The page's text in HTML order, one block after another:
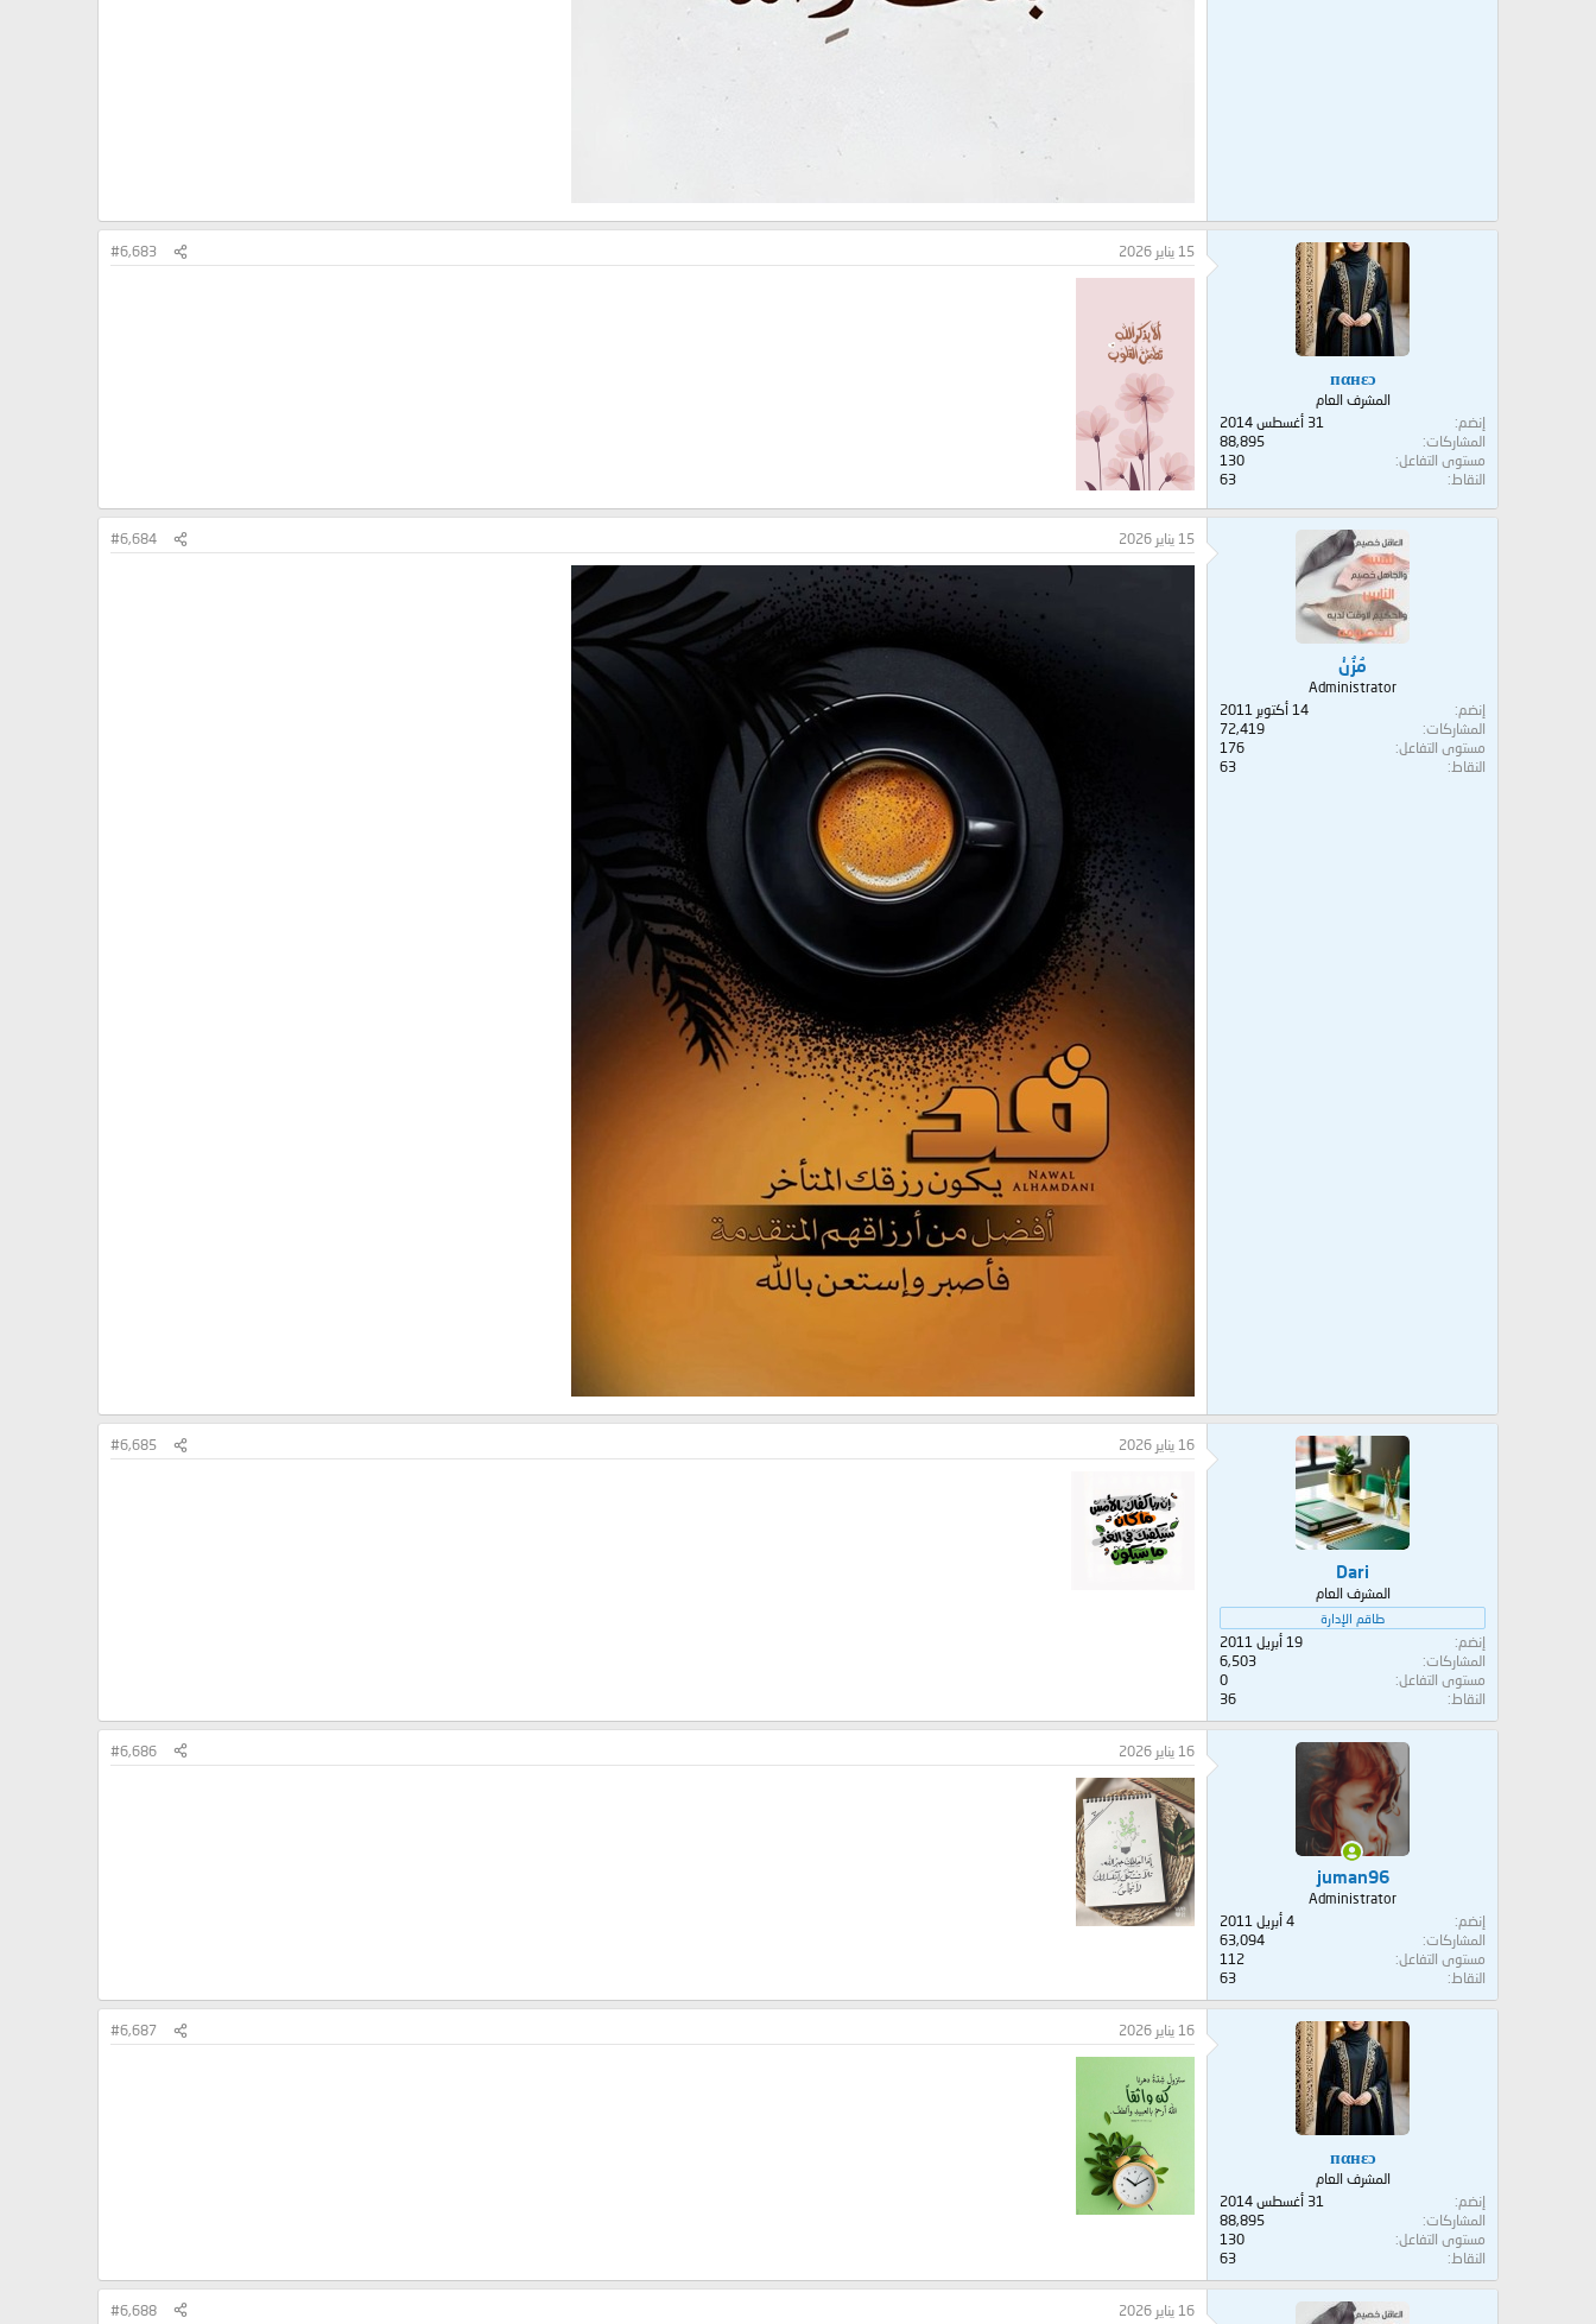
пαнεɔ
المشرف العام
إنضم
31 أغسطس 2014
المشاركات
88,895
مستوى التفاعل
130
النقاط
63
15 يناير 2026 #6,683
مُزُنْ
Administrator
إنضم
14 أكتوبر 2011
المشاركات
72,419
مستوى التفاعل
176
النقاط
63
15 يناير 2026 #6,684
Dari
المشرف العام
طاقم الإدارة
إنضم
19 أبريل 2011
المشاركات
6,503
مستوى التفاعل
0
النقاط
36
16 يناير 2026 #6,685
juman96
Administrator
إنضم
4 أبريل 2011
المشاركات
63,094
مستوى التفاعل
112
النقاط
63
16 يناير 2026 #6,686
пαнεɔ
المشرف العام
إنضم
31 أغسطس 2014
المشاركات
88,895
مستوى التفاعل
130
النقاط
63
16 يناير 2026 #6,687
16 يناير 2026 #6,688